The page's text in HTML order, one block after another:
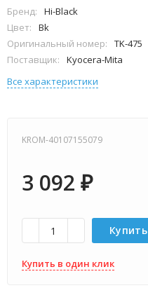
Бренд:
Hi-Black
Цвет:
Bk
Оригинальный номер:
TK-475
Поставщик:
Kyocera-Mita
Все характеристики
KROM-40107155079
3 092 ₽
Купить
Купить в один клик